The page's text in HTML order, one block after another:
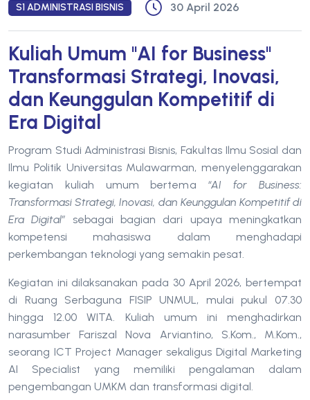
S1 ADMINISTRASI BISNIS 30 April 2026
Kuliah Umum "AI for Business"
Transformasi Strategi, Inovasi,
dan Keunggulan Kompetitif di
Era Digital
Program Studi Administrasi Bisnis, Fakultas Ilmu Sosial dan
Ilmu Politik Universitas Mulawarman, menyelenggarakan
kegiatan kuliah umum bertema “AI for Business:
Transformasi Strategi, Inovasi, dan Keunggulan Kompetitif di
Era Digital” sebagai bagian dari upaya meningkatkan
kompetensi mahasiswa dalam menghadapi
perkembangan teknologi yang semakin pesat.
Kegiatan ini dilaksanakan pada 30 April 2026, bertempat
di Ruang Serbaguna FISIP UNMUL, mulai pukul 07.30
hingga 12.00 WITA. Kuliah umum ini menghadirkan
narasumber Fariszal Nova Arviantino, S.Kom., M.Kom.,
seorang ICT Project Manager sekaligus Digital Marketing
AI Specialist yang memiliki pengalaman dalam
pengembangan UMKM dan transformasi digital.